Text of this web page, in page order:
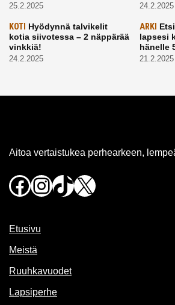
25.2.2025 24.2.2025
KOTI Hyödynnä talvikelit
kotia siivotessa – 2 näppärää
vinkkiä!
24.2.2025
ARKI
lapsesi
hänelle
21.2.2025
Aitoa vertaistukea perhearkeen,
Facebook
Instagram
TikTok
X
Etusivu
Meistä
Ruuhkavuodet
Lapsiperhe